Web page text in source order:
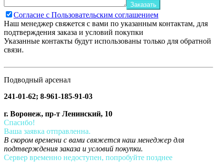
Заказать
Согласие с Пользовательским соглашением
Наш менеджер свяжется с вами по указанным контактам, для
подтверждения заказа и условий покупки
Указанные контакты будут использованы только для обратной
связи.
Подводный арсенал
241-01-62; 8-961-185-91-03
г. Воронеж, пр-т Ленинский, 10
Спасибо!
Ваша заявка отправленна.
В скором времени с вами свяжется наш менеджер для
подтверждения заказа и условий покупки.
Сервер временно недоступен, попробуйте позднее